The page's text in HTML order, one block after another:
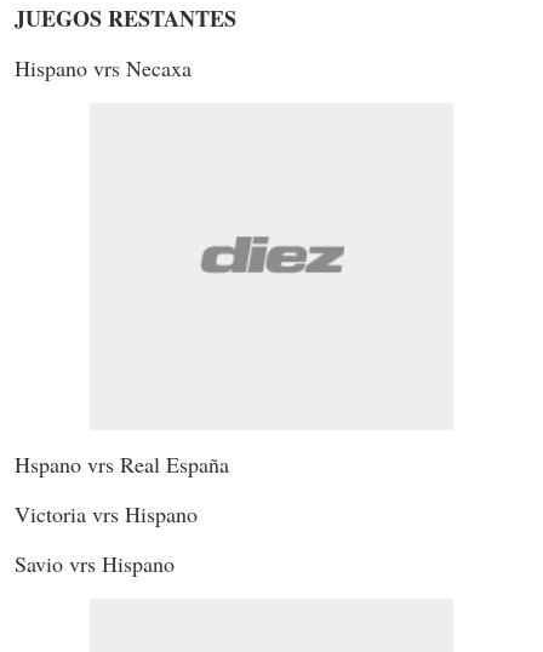
JUEGOS RESTANTES
Hispano vrs Necaxa
Hspano vrs Real España
Victoria vrs Hispano
Savio vrs Hispano